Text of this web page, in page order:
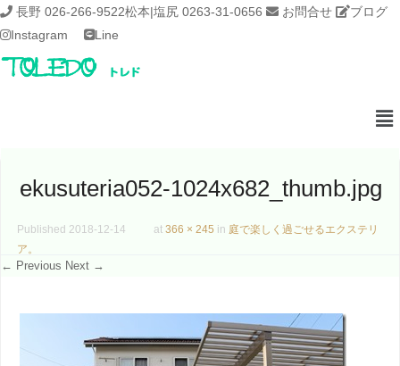
長野 026-266-9522松本|塩尻 0263-31-0656 お問合せ
ブログ
Instagram
Line
ekusuteria052-1024x682_thumb.jpg
Published 2018-12-14 at 366 × 245 in 庭で楽しく過ごせるエクステリ
ア。
← Previous Next →